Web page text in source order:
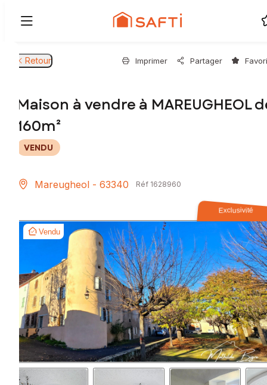
Retour Imprimer Partager
Maison à vendre à MAREUGHEOL
160m²
VENDU
Mareugheol - 63340 Réf 1628960
Exclusivité
Vendu